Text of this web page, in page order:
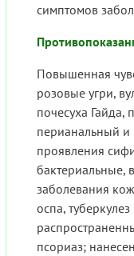
симптомов
Повышенная
розовые угри,
почесуха Гайда,
перианальный и
проявления
бактериальные,
заболевания
оспа,
псориаз;